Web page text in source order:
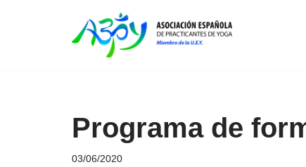
Programa de
03/06/2020